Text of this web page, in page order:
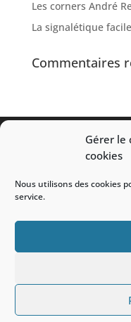
Gérer le
cookies
Nous utilisons des cookies
service.
Les corners André
La signalétique
Commentaires
The Shop Design
Site